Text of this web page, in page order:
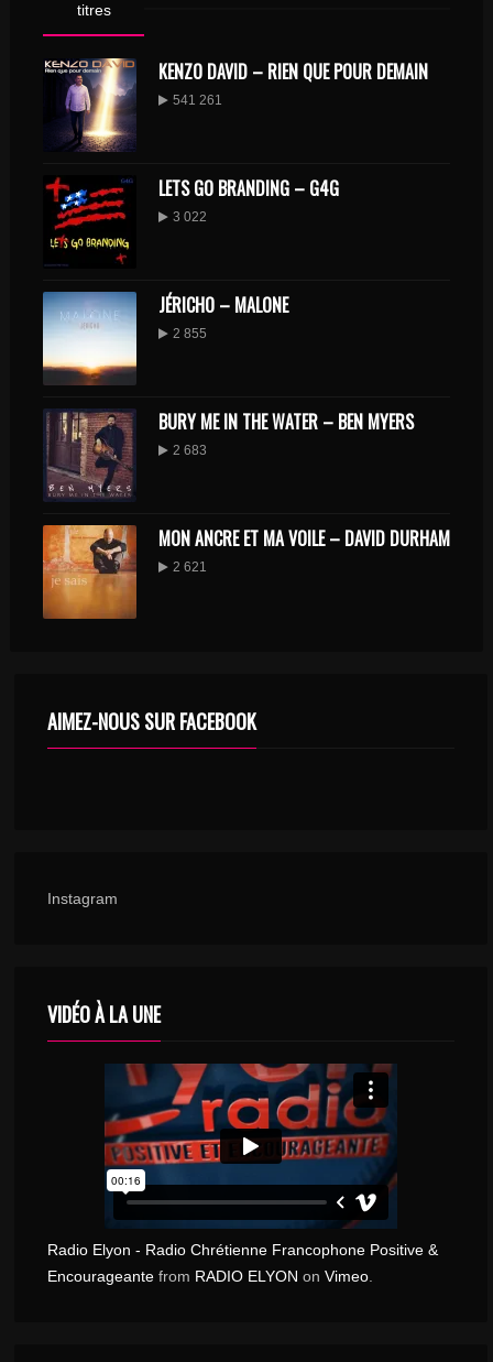
titres
KENZO DAVID – RIEN QUE POUR DEMAIN
541 261
LETS GO BRANDING – G4G
3 022
JÉRICHO – MALONE
2 855
BURY ME IN THE WATER – BEN MYERS
2 683
MON ANCRE ET MA VOILE – DAVID DURHAM
2 621
AIMEZ-NOUS SUR FACEBOOK
Instagram
VIDÉO À LA UNE
Radio Elyon - Radio Chrétienne Francophone Positive &
Encourageante from RADIO ELYON onVimeo